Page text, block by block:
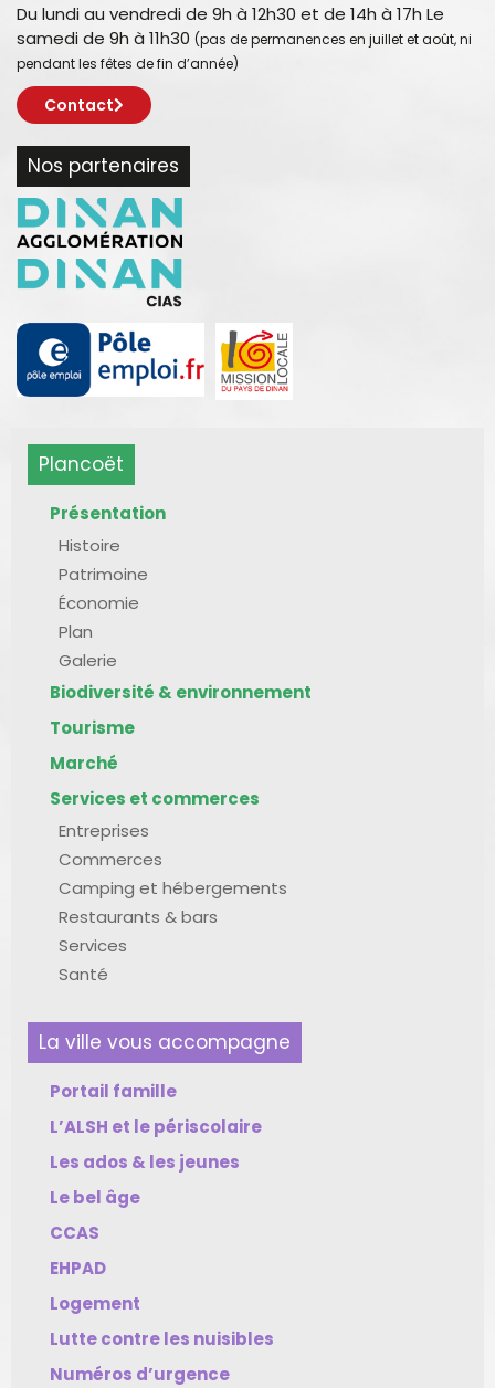
Du lundi au vendredi de 9h à 12h30 et de 14h à 17h Le
samedi de 9h à 11h30 (pas de permanences en juillet et août, ni
pendant les fêtes de fin d’année)
Contact
Nos partenaires
Plancoët
Présentation
Histoire
Patrimoine
Économie
Plan
Galerie
Biodiversité & environnement
Tourisme
Marché
Services et commerces
Entreprises
Commerces
Camping et hébergements
Restaurants & bars
Services
Santé
La ville vous accompagne
Portail famille
L’ALSH et le périscolaire
Les ados & les jeunes
Le bel âge
CCAS
EHPAD
Logement
Lutte contre les nuisibles
Numéros d’urgence